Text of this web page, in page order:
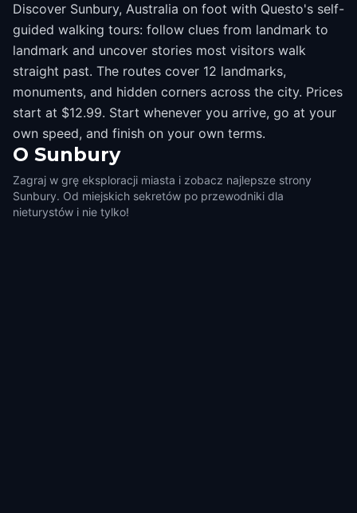
Discover Sunbury, Australia on foot with Questo's self-
guided walking tours: follow clues from landmark to
landmark and uncover stories most visitors walk
straight past. The routes cover 12 landmarks,
monuments, and hidden corners across the city. Prices
start at $12.99. Start whenever you arrive, go at your
own speed, and finish on your own terms.
O Sunbury
Zagraj w grę eksploracji miasta i zobacz najlepsze strony
Sunbury. Od miejskich sekretów po przewodniki dla
nieturystów i nie tylko!